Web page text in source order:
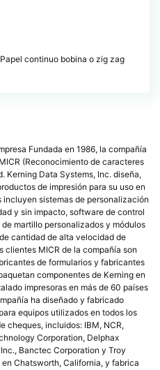
continuo bobina o zig zag
Fundada en 1986, la compañía
(Reconocimiento de caracteres
Kerning Data Systems, Inc. diseña,
de impresión para su uso en
sistemas de personalización
y sin impacto, software de control
martillo personalizados y módulos
cantidad de alta velocidad de
MICR de la compañía son
de formularios y fabricantes
componentes de Kerning en
impresoras en más de 60 países
ha diseñado y fabricado
equipos utilizados en todos los
cheques, incluidos: IBM, NCR,
Corporation, Delphax
Banctec Corporation y Troy
Chatsworth, California, y fabrica